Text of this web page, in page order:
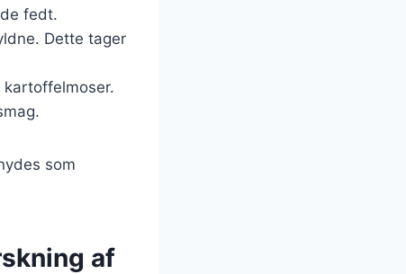
fedt.
Dette tager
som
af